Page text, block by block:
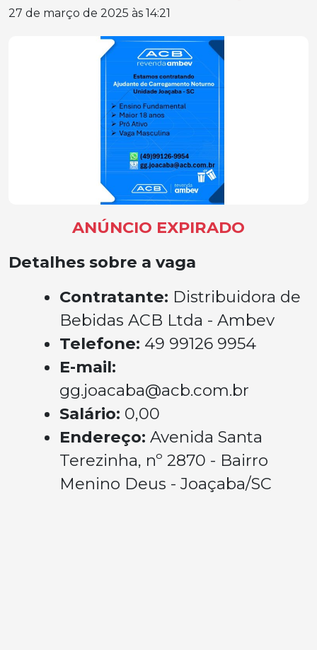
27 de março de 2025 às 14:21
ANÚNCIO EXPIRADO
Detalhes sobre a vaga
Contratante: Distribuidora de
Bebidas ACB Ltda - Ambev
Telefone: 49 99126 9954
E-mail:
gg.joacaba@acb.com.br
Salário: 0,00
Endereço: Avenida Santa
Terezinha, nº 2870 - Bairro
Menino Deus - Joaçaba/SC